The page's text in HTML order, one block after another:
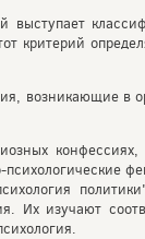
критерий
возникающие
Их изучают